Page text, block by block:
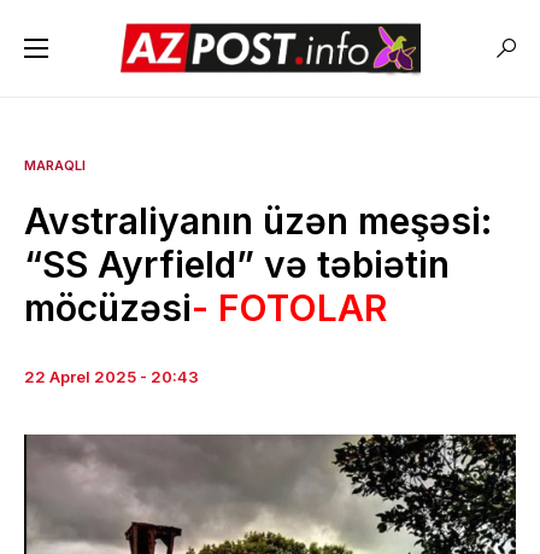
MARAQLI
Avstraliyanın üzən meşəsi:
“SS Ayrfield” və təbiətin
möcüzəsi- FOTOLAR
22 Aprel 2025 - 20:43